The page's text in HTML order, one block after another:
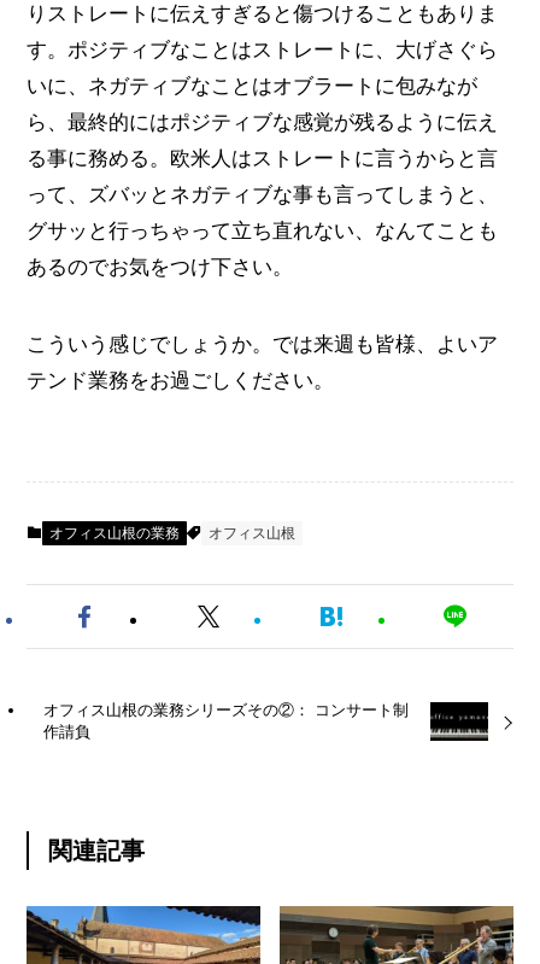
りストレートに伝えすぎると傷つけることもありま
す。ポジティブなことはストレートに、大げさぐら
いに、ネガティブなことはオブラートに包みなが
ら、最終的にはポジティブな感覚が残るように伝え
る事に務める。欧米人はストレートに言うからと言
って、ズバッとネガティブな事も言ってしまうと、
グサッと行っちゃって立ち直れない、なんてことも
あるのでお気をつけ下さい。
こういう感じでしょうか。では来週も皆様、よいア
テンド業務をお過ごしください。
オフィス山根の業務 オフィス山根
オフィス山根の業務シリーズその②： コンサート制
作請負
関連記事